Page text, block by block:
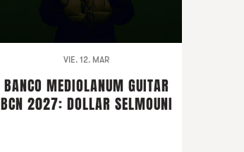
VIE. 12. MAR
BANCO MEDIOLANUM GUITAR
BCN 2027: DOLLAR SELMOUNI